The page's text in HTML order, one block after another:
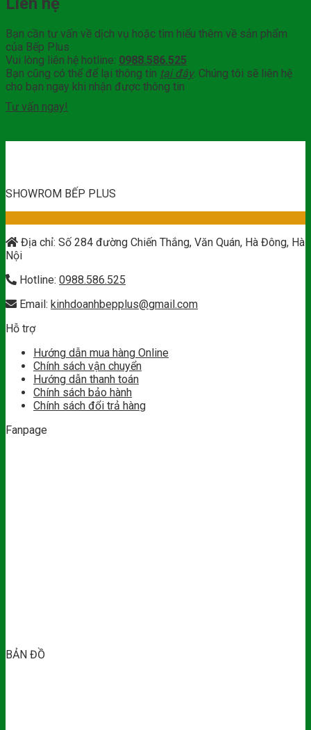
Bạn cần tư vấn về dịch vụ hoặc tìm hiểu thêm về sản phẩm
của Bếp Plus
Vui lòng liên hệ hotline: 0988.586.525
Bạn cũng có thể để lại thông tin tại đây. Chúng tôi sẽ liên hệ
cho bạn ngay khi nhận được thông tin
Tư vấn ngay!
SHOWROM BẾP PLUS
Địa chỉ: Số 284 đường Chiến Thắng, Văn Quán, Hà Đông, Hà
Nội
Hotline: 0988.586.525
Email: kinhdoanhbepplus@gmail.com
Hỗ trợ
Hướng dẫn mua hàng Online
Chính sách vận chuyển
Hướng dẫn thanh toán
Chính sách bảo hành
Chính sách đổi trả hàng
Fanpage
BẢN ĐỒ